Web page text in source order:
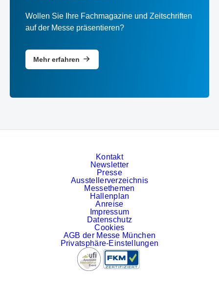
Wollen Sie Ihre Fachmagazine und Zeitschriften
auf der Messe präsentieren?
Mehr erfahren
Kontakt
Newsletter
Presse
Ausstellerverzeichnis
Messethemen
Hallenplan
Anreise
Impressum
Datenschutz
Cookies
AGB der Messe München
Privatsphäre-Einstellungen